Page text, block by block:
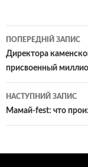
Навігація
по
записам
ПОПЕРЕДНІЙ ЗАПИС
Директора
присвоенный
НАСТУПНИЙ ЗАПИС
Мамай-fest: что